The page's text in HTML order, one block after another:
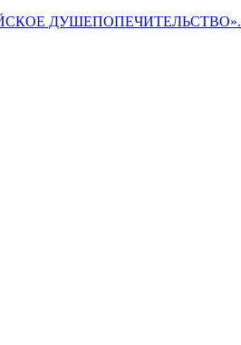
ДУШЕПОПЕЧИТЕЛЬСТВО».